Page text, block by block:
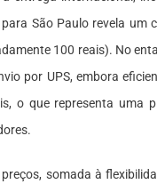
São Paulo revela um
100 reais). No
por UPS, embora
o que representa uma
somada à